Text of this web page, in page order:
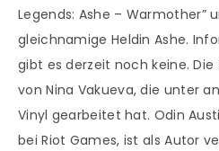
Legends: Ashe – Warmother”
gleichnamige Heldin Ashe.
gibt es derzeit noch keine.
von Nina Vakueva, die unter
Vinyl gearbeitet hat. Odin
bei Riot Games, ist als Autor